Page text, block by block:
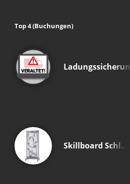
Top 4 (Buchungen)
Ladungssicherung
Skillboard Schl…